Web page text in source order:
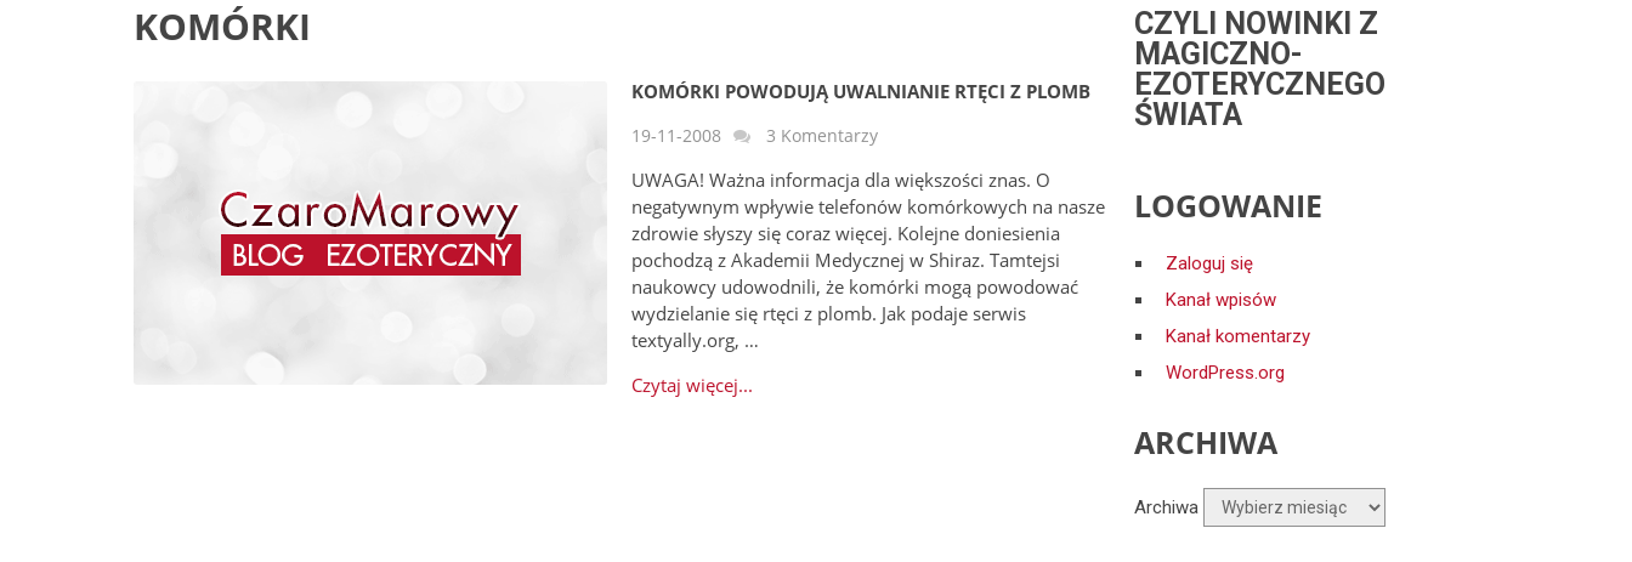
KOMÓRKI
KOMÓRKI POWODUJĄ UWALNIANIE RTĘCI Z PLOMB
19-11-2008 3 Komentarzy
UWAGA! Ważna informacja dla większości znas. O
negatywnym wpływie telefonów komórkowych na nasze
zdrowie słyszy się coraz więcej. Kolejne doniesienia
pochodzą z Akademii Medycznej w Shiraz. Tamtejsi
naukowcy udowodnili, że komórki mogą powodować
wydzielanie się rtęci z plomb. Jak podaje serwis
textyally.org, …
Czytaj więcej...
CZYLI NOWINKI Z
MAGICZNO-
EZOTERYCZNEGO
ŚWIATA
LOGOWANIE
Zaloguj się
Kanał wpisów
Kanał komentarzy
WordPress.org
ARCHIWA
Archiwa